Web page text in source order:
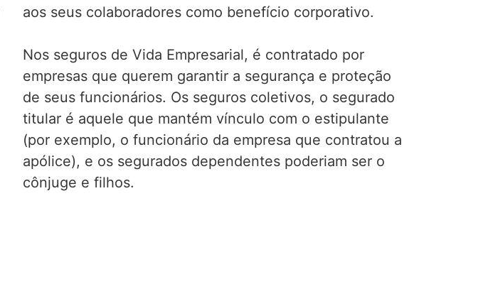
aos seus colaboradores como benefício corporativo.
Nos seguros de Vida Empresarial, é contratado por
empresas que querem garantir a segurança e proteção
de seus funcionários. Os seguros coletivos, o segurado
titular é aquele que mantém vínculo com o estipulante
(por exemplo, o funcionário da empresa que contratou a
apólice), e os segurados dependentes poderiam ser o
cônjuge e filhos.